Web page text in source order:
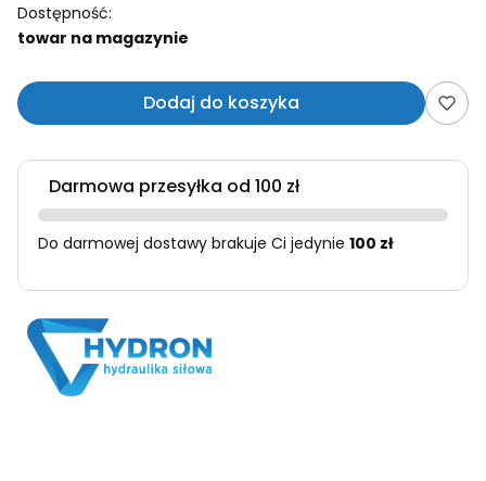
Dostępność:
towar na magazynie
Dodaj do koszyka
Darmowa przesyłka od 100 zł
Do darmowej dostawy brakuje Ci jedynie 100 zł